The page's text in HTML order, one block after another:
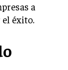
a
el éxito.